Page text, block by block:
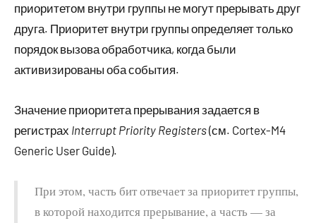
приоритетом внутри группы не могут прерывать друг
друга. Приоритет внутри группы определяет только
порядок вызова обработчика, когда были
активизированы оба события.
Значение приоритета прерывания задается в
регистрах Interrupt Priority Registers(см. Cortex-M4
Generic User Guide).
При этом, часть бит отвечает за приоритет группы,
в которой находится прерывание, а часть — за